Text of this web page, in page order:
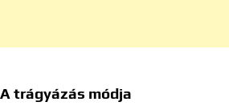
A trágyázás módja